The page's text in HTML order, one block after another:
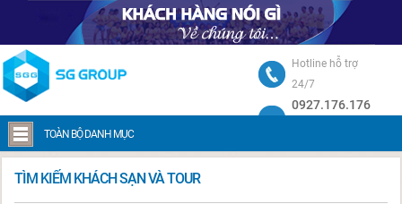
Hotline hỗ trợ
24/7
0927.176.176
TOÀN BỘ DANH MỤC
Trang chủ
TÌM KIẾM KHÁCH SẠN VÀ TOUR